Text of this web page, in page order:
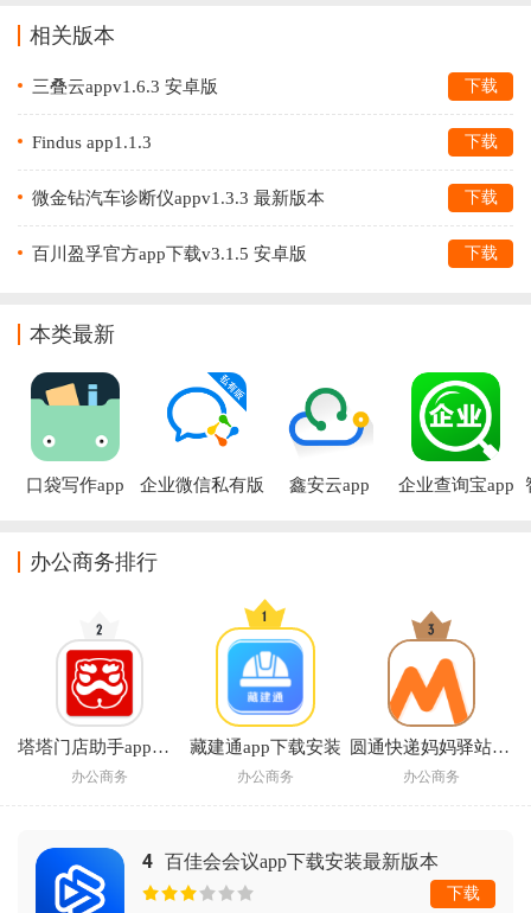
相关版本
三叠云appv1.6.3 安卓版 下载
Findus app1.1.3 下载
微金钻汽车诊断仪appv1.3.3 最新版本 下载
百川盈孚官方app下载v3.1.5 安卓版 下载
本类最新
口袋写作app 企业微信私有版 鑫安云app 企业查询宝app
办公商务排行
塔塔门店助手app官方下载
办公商务
藏建通app下载安装
办公商务
圆通快递妈妈驿站app
办公商务
4 百佳会会议app下载安装最新版本
下载